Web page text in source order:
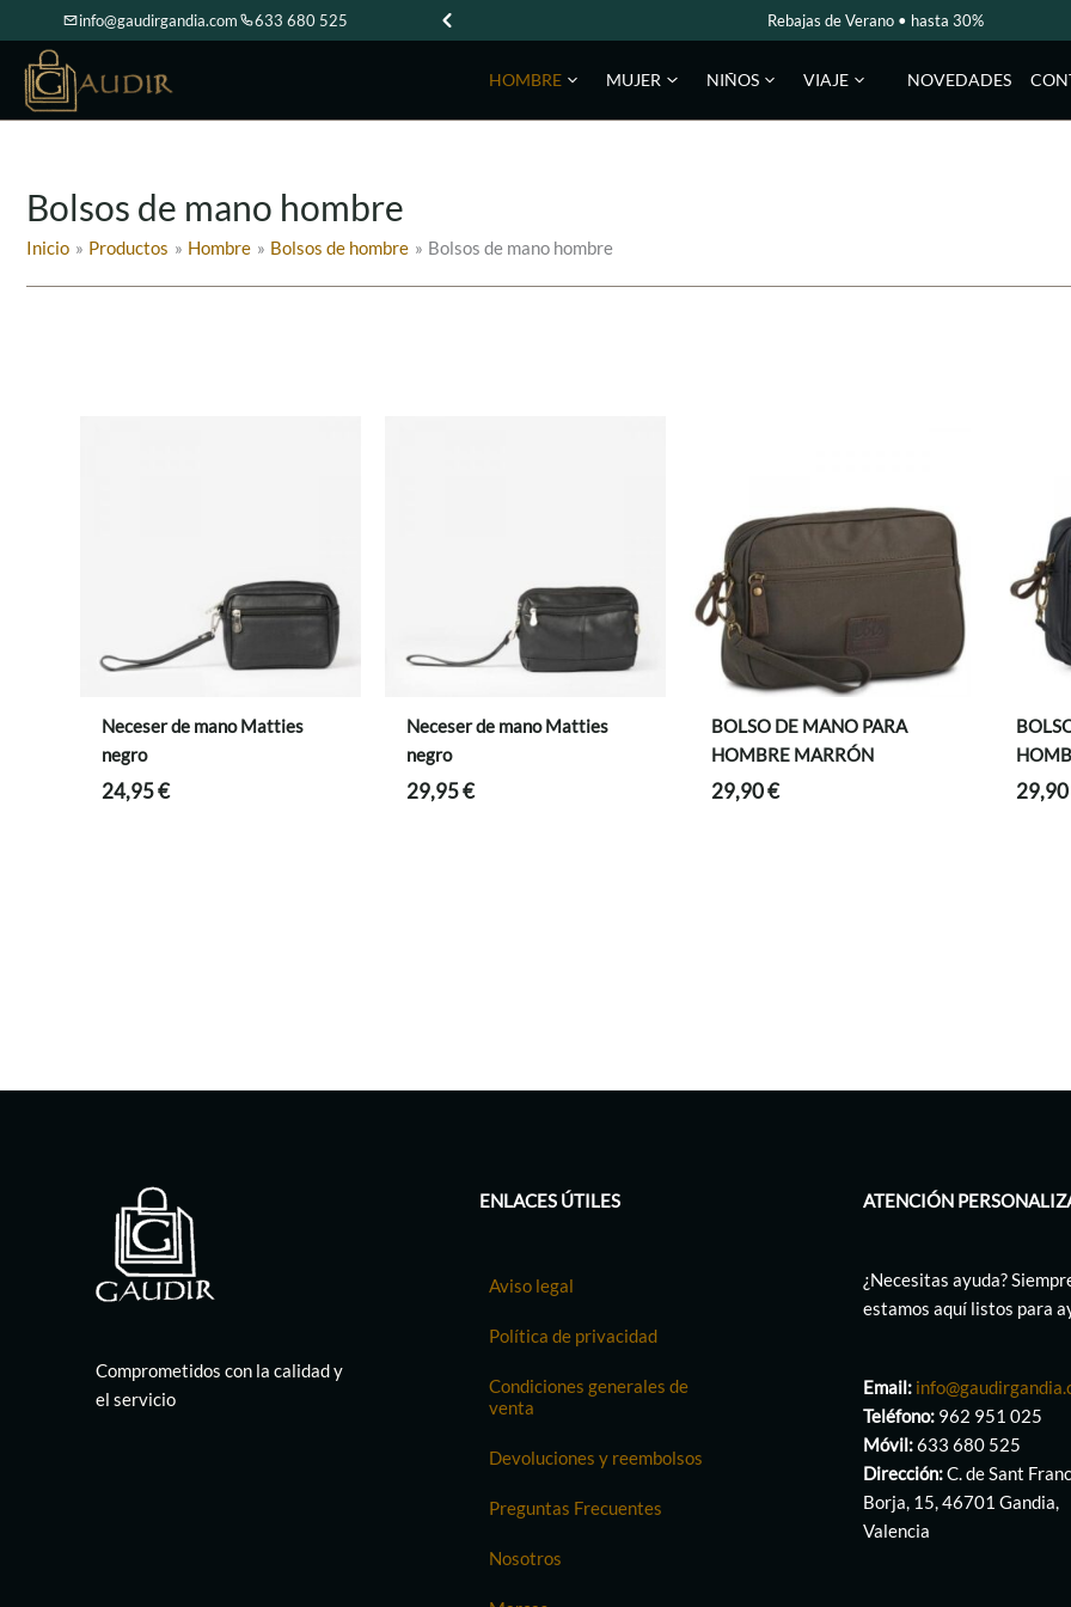
al
contenido
info@gaudirgandia.com 633 680 525 Rebajas de Verano • hasta 30%
HOMBRE MUJER NIÑOS VIAJE NOVEDADES
Bolsos de mano hombre
Inicio Productos Hombre Bolsos de hombre Bolsos de mano hombre
Neceser de mano Matties
negro
24,95€
Neceser de mano Matties
negro
29,95€
BOLSO DE MANO PARA
HOMBRE MARRÓN
29,90€ 29,90
Comprometidos con la calidad y
el servicio
ENLACES ÚTILES
Aviso legal
Política de privacidad
Condiciones generales de
venta
Devoluciones y reembolsos
Preguntas Frecuentes
Nosotros
ATENCIÓN
¿Necesitas ayuda?
estamos aquí listos para
Email:
Teléfono: 962 951 025
Móvil:633 680 525
Dirección:C. de Sant
Borja, 15, 46701 Gandia,
Valencia